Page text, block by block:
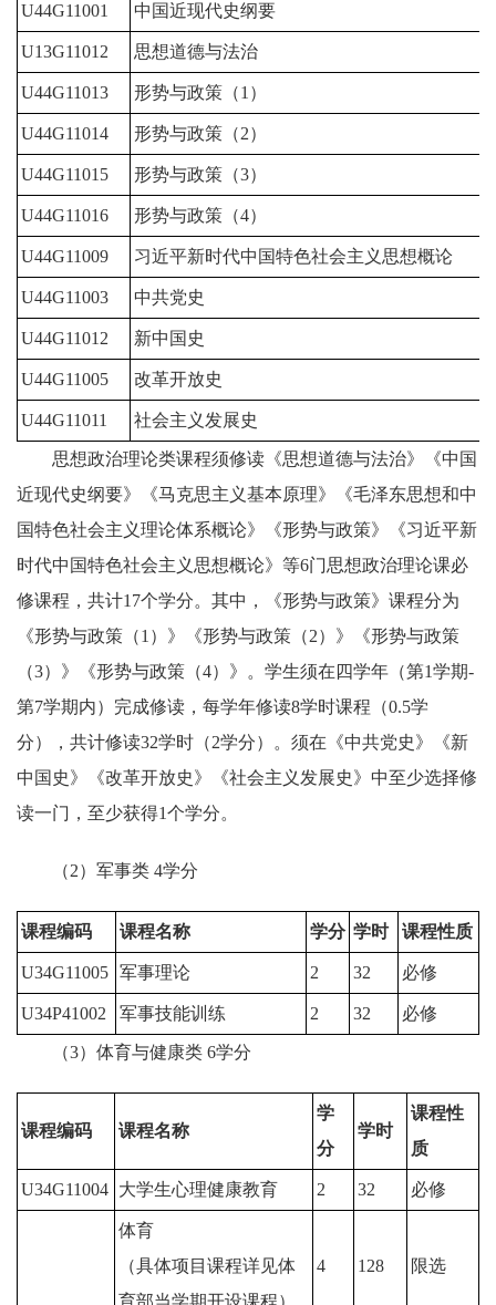
U44G11001 中国近现代史纲要
U13G11012 思想道德与法治
U44G11013 形势与政策（1）
U44G11014 形势与政策（2）
U44G11015 形势与政策（3）
U44G11016 形势与政策（4）
U44G11009 习近平新时代中国特色社会主义思想概论
U44G11003 中共党史
U44G11012 新中国史
U44G11005 改革开放史
U44G11011 社会主义发展史
思想政治理论类课程须修读《思想道德与法治》《中国
近现代史纲要》《马克思主义基本原理》《毛泽东思想和中
国特色社会主义理论体系概论》《形势与政策》《习近平新
时代中国特色社会主义思想概论》等6门思想政治理论课必
修课程，共计17个学分。其中，《形势与政策》课程分为
《形势与政策（1）》《形势与政策（2）》《形势与政策
（3）》《形势与政策（4）》。学生须在四学年（第1学期-
第7学期内）完成修读，每学年修读8学时课程（0.5学
分），共计修读32学时（2学分）。须在《中共党史》《新
中国史》《改革开放史》《社会主义发展史》中至少选择修
读一门，至少获得1个学分。
（2）军事类 4学分
课程编码 课程名称 学分 学时 课程性质
U34G11005 军事理论 2 32 必修
U34P41002 军事技能训练 2 32 必修
（3）体育与健康类 6学分
课程编码 课程名称
学
分
学时
课程性
质
U34G11004 大学生心理健康教育 2 32 必修
体育
（具体项目课程详见体
4 128 限选